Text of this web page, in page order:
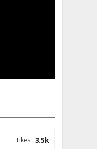
3.5k
Likes